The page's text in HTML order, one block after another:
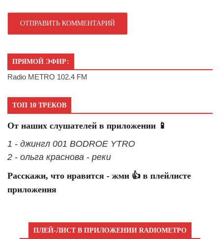
ПРЯМОЙ ЭФИР:
Radio METRO 102.4 FM
ТОП 10 ТРЕКОВ
От наших слушателей в приложении 📱
1 - джингл 001 BODROE YTRO
2 - ольга краснова - реки
Расскажи, что нравится - жми 👍 в плейлисте
приложения
ПЛЕЙ-ЛИСТ В ПРИЛОЖЕНИИ RADIOМЕТРО